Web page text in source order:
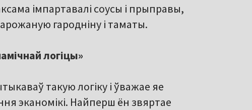
імпартавалі соусы і прыправы,
гародніну і таматы.
логіцы»
такую логіку і ўважае яе
эканомікі. Найперш ён звяртае